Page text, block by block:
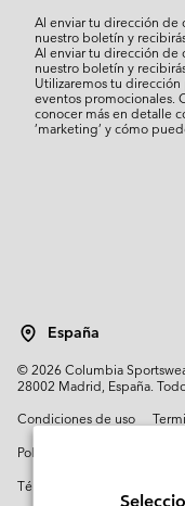
Al enviar tu dirección de
nuestro boletín y
Al enviar tu dirección de
nuestro boletín y
Utilizaremos tu
eventos promocionales.
conocer más en detalle
’marketing’ y cómo
España
© 2026Columbia
28002 Madrid, España.
Condiciones de uso
Política de Privacidad
Términos y condiciones del